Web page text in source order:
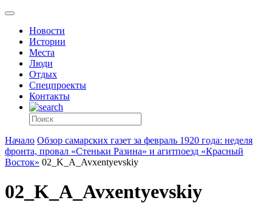
Новости
Истории
Места
Люди
Отдых
Спецпроекты
Контакты
Начало Обзор самарских газет за февраль 1920 года: неделя
фронта, провал «Стеньки Разина» и агитпоезд «Красный
Восток» 02_K_A_Avxentyevskiy
02_K_A_Avxentyevskiy